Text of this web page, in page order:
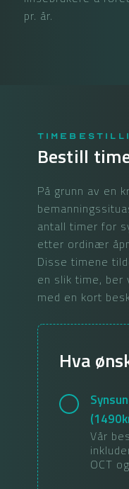
pr. år.
Bestill
På grunn av en
antall timer for
etter ordinær
Disse timene
en slik time,
med en kort
Hva
(1490
Vår
OCT